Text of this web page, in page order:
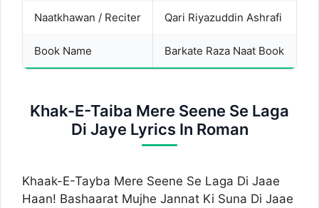
Naatkhawan / Reciter Qari Riyazuddin Ashrafi
Book Name Barkate Raza Naat Book
Khak-E-Taiba Mere Seene Se Laga
Di Jaye Lyrics In Roman
Khaak-E-Tayba Mere Seene Se Laga Di Jaae
Haan! Bashaarat Mujhe Jannat Ki Suna Di Jaae